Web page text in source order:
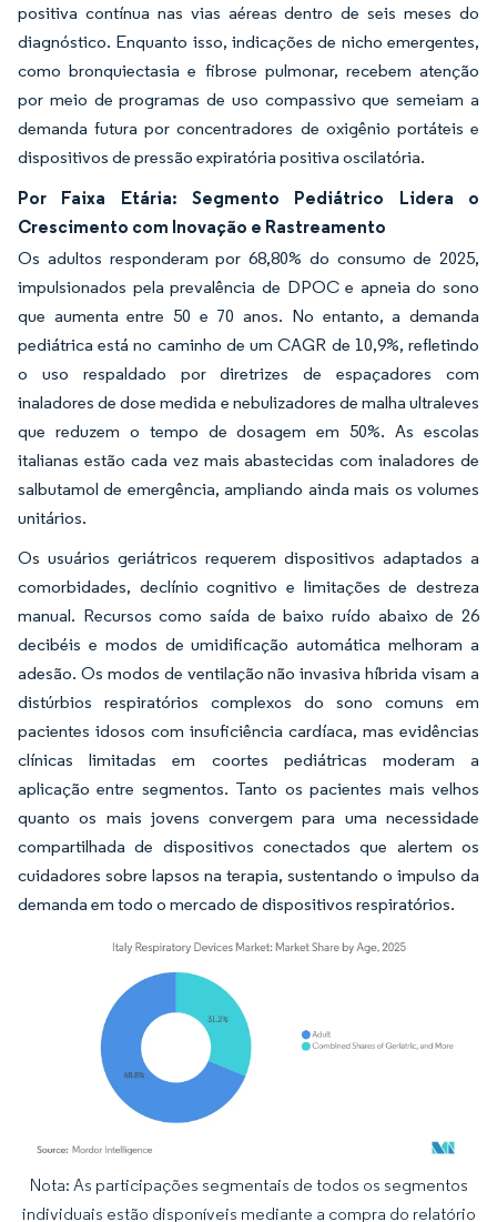
positiva contínua nas vias aéreas dentro de seis meses do
diagnóstico. Enquanto isso, indicações de nicho emergentes,
como bronquiectasia e fibrose pulmonar, recebem atenção
por meio de programas de uso compassivo que semeiam a
demanda futura por concentradores de oxigênio portáteis e
dispositivos de pressão expiratória positiva oscilatória.
Por Faixa Etária: Segmento Pediátrico Lidera o
Crescimento com Inovação e Rastreamento
Os adultos responderam por 68,80% do consumo de 2025,
impulsionados pela prevalência de DPOC e apneia do sono
que aumenta entre 50 e 70 anos. No entanto, a demanda
pediátrica está no caminho de um CAGR de 10,9%, refletindo
o uso respaldado por diretrizes de espaçadores com
inaladores de dose medida e nebulizadores de malha ultraleves
que reduzem o tempo de dosagem em 50%. As escolas
italianas estão cada vez mais abastecidas com inaladores de
salbutamol de emergência, ampliando ainda mais os volumes
unitários.
Os usuários geriátricos requerem dispositivos adaptados a
comorbidades, declínio cognitivo e limitações de destreza
manual. Recursos como saída de baixo ruído abaixo de 26
decibéis e modos de umidificação automática melhoram a
adesão. Os modos de ventilação não invasiva híbrida visam a
distúrbios respiratórios complexos do sono comuns em
pacientes idosos com insuficiência cardíaca, mas evidências
clínicas limitadas em coortes pediátricas moderam a
aplicação entre segmentos. Tanto os pacientes mais velhos
quanto os mais jovens convergem para uma necessidade
compartilhada de dispositivos conectados que alertem os
cuidadores sobre lapsos na terapia, sustentando o impulso da
demanda em todo o mercado de dispositivos respiratórios.
Imagem © Mordor Intelligence. O reuso requer atribuição conforme CC BY 4.0.
Nota: As participações segmentais de todos os segmentos
individuais estão disponíveis mediante a compra do relatório